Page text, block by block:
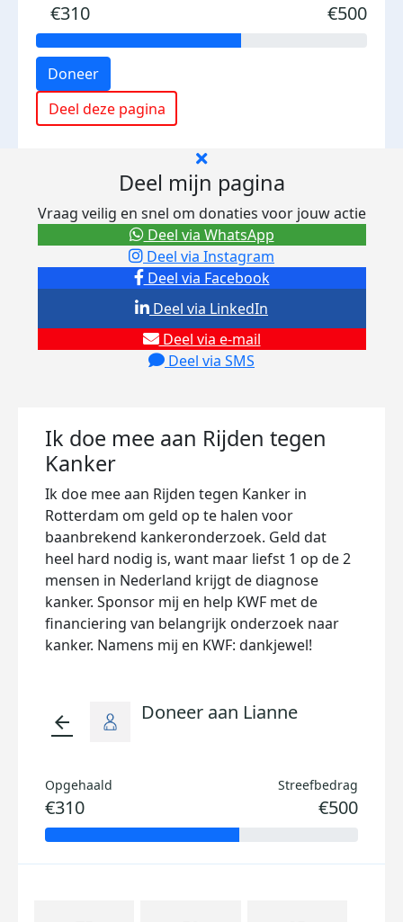
€310 €500
Doneer
Deel deze pagina
Deel mijn pagina
Vraag veilig en snel om donaties voor jouw actie
Deel via Facebook
Deel via Instagram
Deel via e-mail
Deel via SMS
Deel via LinkedIn
Deel via WhatsApp
Ik doe mee aan Rijden tegen
Kanker
Ik doe mee aan Rijden tegen Kanker in
Rotterdam om geld op te halen voor
baanbrekend kankeronderzoek. Geld dat
heel hard nodig is, want maar liefst 1 op de 2
mensen in Nederland krijgt de diagnose
kanker. Sponsor mij en help KWF met de
financiering van belangrijk onderzoek naar
kanker. Namens mij en KWF: dankjewel!
arrow_back Doneer aan Lianne
Opgehaald
€310
Streefbedrag
€500